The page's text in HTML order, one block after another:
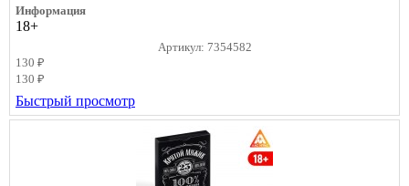
Информация
18+
Артикул: 7354582
130 ₽
130 ₽
Быстрый просмотр